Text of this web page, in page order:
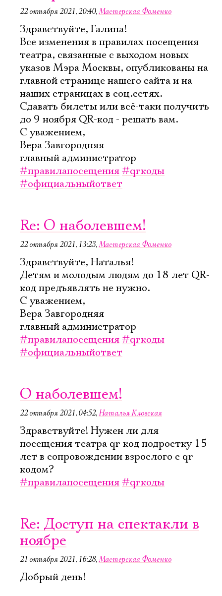
22 октября 2021, 20:40,Мастерская Фоменко
Здравствуйте, Галина!
Все изменения в правилах посещения
театра, связанные с выходом новых
указов Мэра Москвы, опубликованы на
главной странице нашего сайта и на
наших страницах в соц.сетях.
Сдавать билеты или всё-таки получить
до 9 ноября QR-код - решать вам.
С уважением,
Вера Завгородняя
главный администратор
#правилапосещения#qrкоды
#официальныйответ
Re: О наболевшем!
22 октября 2021, 13:23,Мастерская Фоменко
Здравствуйте, Наталья!
Детям и молодым людям до 18 лет QR-
код предъявлять не нужно.
С уважением,
Вера Завгородняя
главный администратор
#правилапосещения#qrкоды
#официальныйответ
О наболевшем!
22 октября 2021, 04:52,Наталья Кловская
Здравствуйте! Нужен ли для
посещения театра qr код подростку 15
лет в сопровождении взрослого с qr
кодом?
#правилапосещения#qrкоды
Re: Доступ на спектакли в
ноябре
21 октября 2021, 16:28,Мастерская Фоменко
Добрый день!
Электропочта